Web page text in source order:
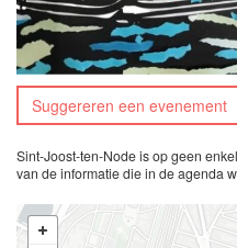
Suggereren een evenement
Sint-Joost-ten-Node is op geen
van de informatie die in de agenda